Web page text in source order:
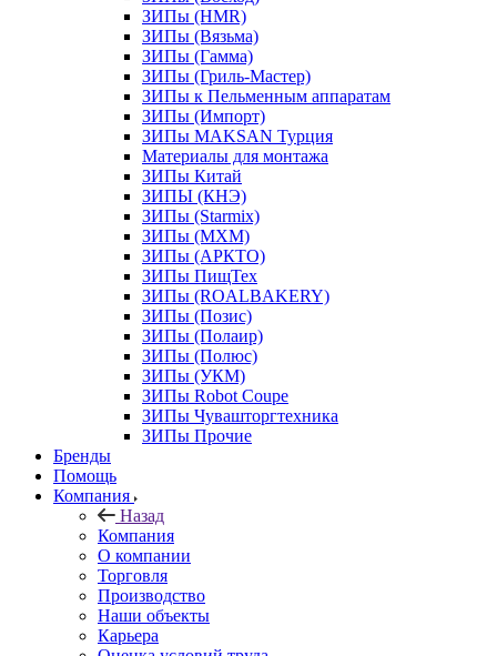
ЗИПы (HMR)
ЗИПы (Вязьма)
ЗИПы (Гамма)
ЗИПы (Гриль-Мастер)
ЗИПы к Пельменным аппаратам
ЗИПы (Импорт)
ЗИПы MAKSAN Турция
Материалы для монтажа
ЗИПы Китай
ЗИПЫ (КНЭ)
ЗИПы (Starmix)
ЗИПы (МХМ)
ЗИПы (АРКТО)
ЗИПы ПищТех
ЗИПы (ROALBAKERY)
ЗИПы (Позис)
ЗИПы (Полаир)
ЗИПы (Полюс)
ЗИПы (УКМ)
ЗИПы Robot Coupe
ЗИПы Чувашторгтехника
ЗИПы Прочие
Бренды
Помощь
Компания
Назад
Компания
О компании
Торговля
Производство
Наши объекты
Карьера